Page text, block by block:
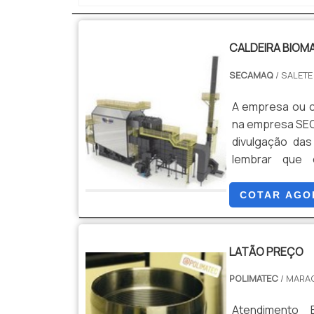
e uma
alta
geração.
associados e
clientes com
CALDEIRA
SECAMAQ/
A empresa ou
na empresa
divulgação
lembrar que
durabilidade
frequentes
procura por
da
térmico e filtro
COTAR
LATÃO PREÇO
POLIMATEC/